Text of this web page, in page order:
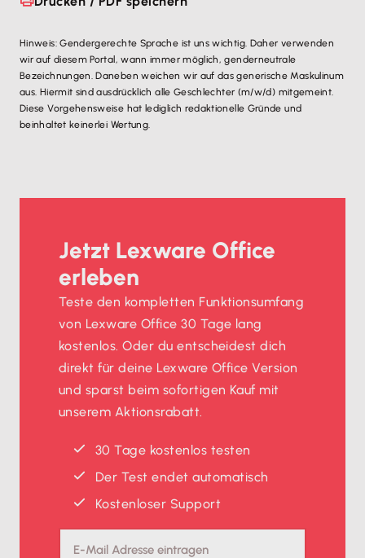
Hinweis: Gendergerechte Sprache ist uns wichtig. Daher verwenden
wir auf diesem Portal, wann immer möglich, genderneutrale
Bezeichnungen. Daneben weichen wir auf das generische Maskulinum
aus. Hiermit sind ausdrücklich alle Geschlechter (m/w/d) mitgemeint.
Diese Vorgehensweise hat lediglich redaktionelle Gründe und
beinhaltet keinerlei Wertung.
Jetzt Lexware Office
erleben
Teste den kompletten Funktionsumfang
von Lexware Office 30 Tage lang
kostenlos. Oder du entscheidest dich
direkt für deine Lexware Office Version
und sparst beim sofortigen Kauf mit
unserem Aktionsrabatt.
30 Tage kostenlos testen
Der Test endet automatisch
Kostenloser Support